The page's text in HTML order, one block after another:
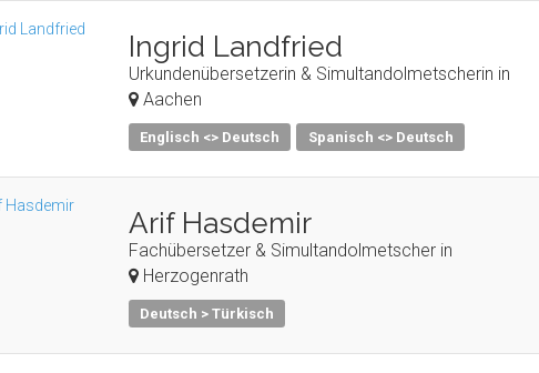
Ingrid Landfried
Urkundenübersetzerin & Simultandolmetscherin in
Aachen
Englisch <> Deutsch Spanisch <> Deutsch
Arif Hasdemir
Fachübersetzer & Simultandolmetscher in
Herzogenrath
Deutsch > Türkisch